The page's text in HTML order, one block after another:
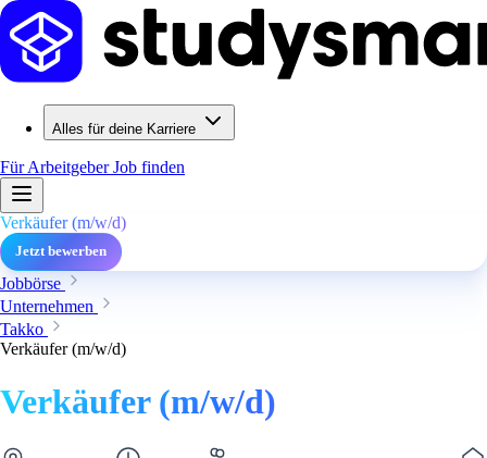
Alles für deine Karriere
Für ArbeitgeberJob finden
Verkäufer (m/w/d)
Jetzt bewerben
Jobbörse
Unternehmen
Takko
Verkäufer (m/w/d)
Verkäufer (m/w/d)